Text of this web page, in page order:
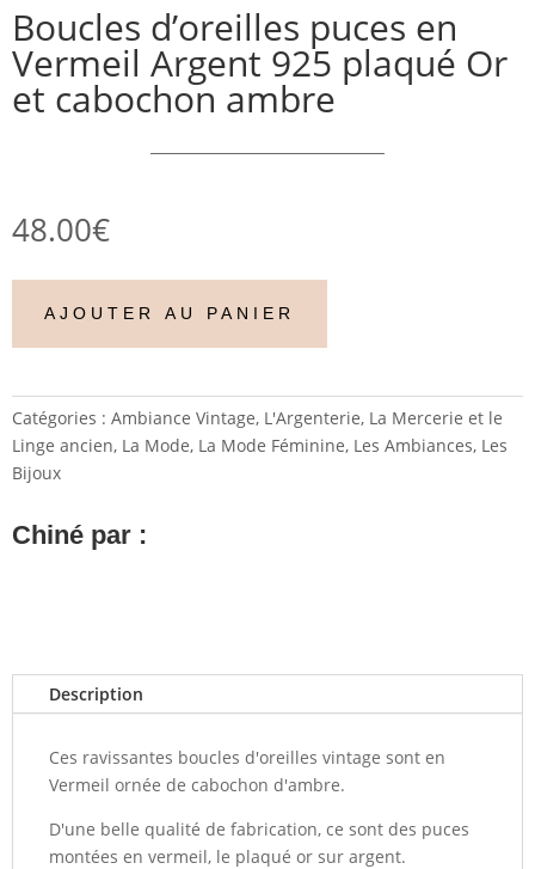
Boucles d’oreilles puces en
Vermeil Argent 925 plaqué Or
et cabochon ambre
48.00€
AJOUTER AU PANIER
Catégories : Ambiance Vintage, L'Argenterie, La Mercerie et le
Linge ancien, La Mode, La Mode Féminine, Les Ambiances, Les
Bijoux
Chiné par :
Description
Ces ravissantes boucles d'oreilles vintage sont en
Vermeil ornée de cabochon d'ambre.
D'une belle qualité de fabrication, ce sont des puces
montées en vermeil, le plaqué or sur argent.